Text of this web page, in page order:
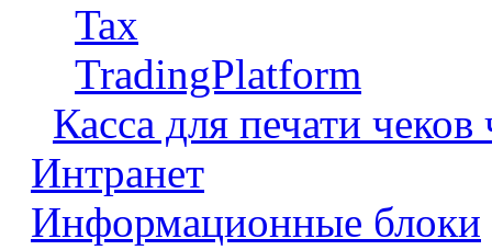
Tax
TradingPlatform
Касса для печати
Интранет
Информационные блоки